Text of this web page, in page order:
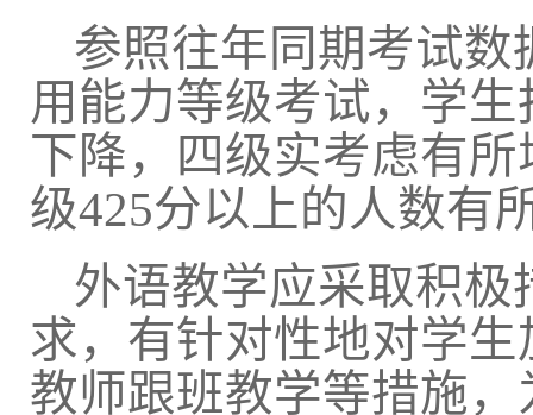
参照往年同期考试
用能力等级考试，学
下降，四级实考虑有
级425分以上的人数有
外语教学应采取积
求，有针对性地对学
教师跟班教学等措施